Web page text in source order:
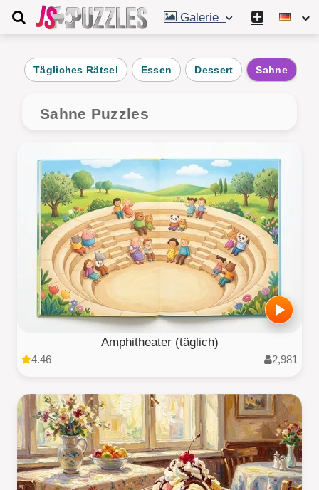
Galerie
Tägliches Rätsel Essen Dessert Sahne
Sahne Puzzles
Amphitheater (täglich)
4.46 2,981